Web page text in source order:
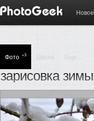
Новое
Фото +3 Школа Еще ...
зарисовка зимы